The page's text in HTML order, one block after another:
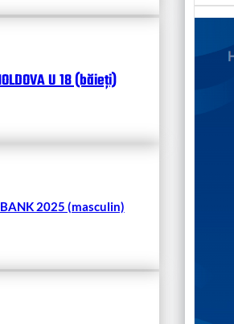
U 18 (băieți)
2025 (masculin)